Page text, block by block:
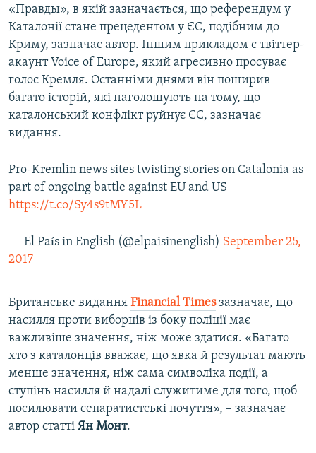
«Правды», в якій зазначається, що референдум у
Каталонії стане прецедентом у ЄС, подібним до
Криму, зазначає автор. Іншим прикладом є твіттер-
акаунт Voice of Europe, який агресивно просуває
голос Кремля. Останніми днями він поширив
багато історій, які наголошують на тому, що
каталонський конфлікт руйнує ЄС, зазначає
видання.
Pro-Kremlin news sites twisting stories on Catalonia as
part of ongoing battle against EU and US
https://t.co/Sy4s9tMY5L
— El País in English (@elpaisinenglish) September 25,
2017
Британське видання Financial Timesзазначає, що
насилля проти виборців із боку поліції має
важливіше значення, ніж може здатися. «Багато
хто з каталонців вважає, що явка й результат мають
менше значення, ніж сама символіка події, а
ступінь насилля й надалі служитиме для того, щоб
посилювати сепаратистські почуття», – зазначає
автор статті Ян Монт.